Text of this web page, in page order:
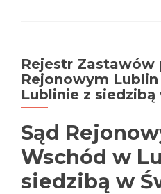
Rejestr Zastawów
Rejonowym
Lublinie z
Sąd
Wschód w
siedzibą w